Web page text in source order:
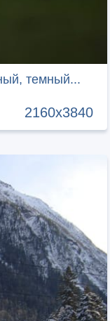
темный...
2160x3840